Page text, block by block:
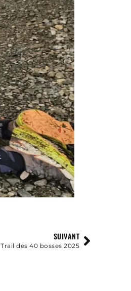
SUIVANT
Trail des 40 bosses 2025